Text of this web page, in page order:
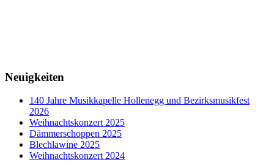
Neuigkeiten
140 Jahre Musikkapelle Hollenegg und Bezirksmusikfest
2026
Weihnachtskonzert 2025
Dämmerschoppen 2025
Blechlawine 2025
Weihnachtskonzert 2024